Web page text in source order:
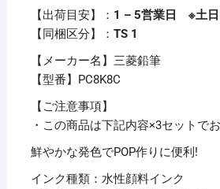
色
PC8K8C
パ
ッ
【×3
セ
【出荷目安】： 1 – 5営業日 ※土日
【同梱区分】： TS 1
【メーカー名】三菱鉛筆
【型番】PC8K8C
【ご注意事項】
・この商品は下記内容×3セットで
鮮やかな発色でPOP作りに便利!
インク種類：水性顔料インク